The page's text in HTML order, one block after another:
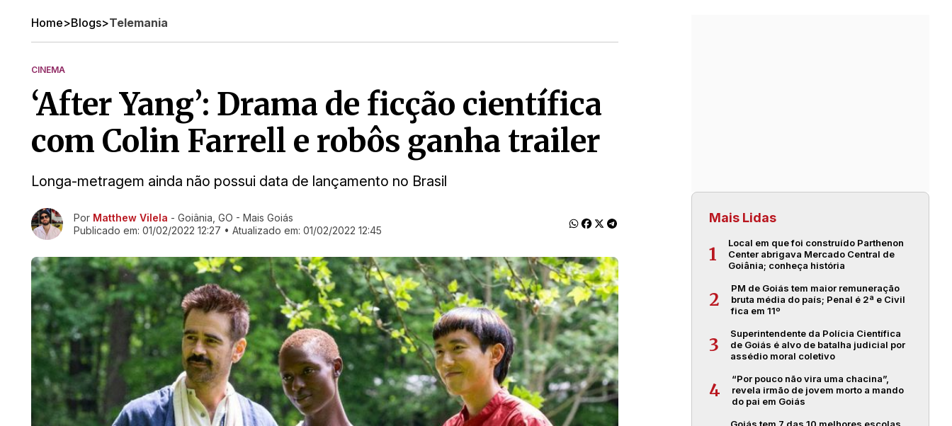
Home>Blogs>Telemania
CINEMA
‘After Yang’: Drama de ficção científica
com Colin Farrell e robôs ganha trailer
Longa-metragem ainda não possui data de lançamento no Brasil
Ir direto pra matéria
Por Matthew Vilela - Goiânia, GO - Mais Goiás
Publicado em: 01/02/2022 12:27 • Atualizado em: 01/02/2022 12:45
Mais Lidas
1
Local em que foi construído Parthenon
Center abrigava Mercado Central de
Goiânia; conheça história
2
PM de Goiás tem maior remuneração
bruta média do país; Penal é 2ª e Civil
fica em 11º
3
Superintendente da Polícia Científica
de Goiás é alvo de batalha judicial por
assédio moral coletivo
4
“Por pouco não vira uma chacina”,
revela irmão de jovem morto a mando
do pai em Goiás